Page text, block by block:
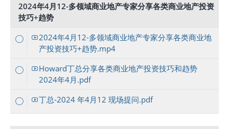
2024年4月12-多领域商业地产专家分享各类商业地产投资
技巧+趋势
2024年4月12-多领域商业地产专家分享各类商业地
产投资技巧+趋势.mp4
Howard丁总分享各类商业地产投资技巧和趋势
2024年4月.pdf
丁总-2024 年4月12 现场提问.pdf